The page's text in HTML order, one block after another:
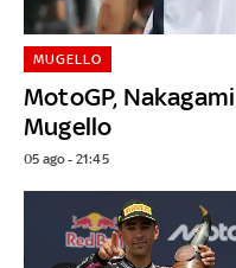
MotoGP,
Mugello
MUGELLO
05 ago - 21:45